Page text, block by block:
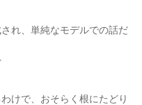
れ、単純なモデルでの話だ
けで、おそらく根にたどり